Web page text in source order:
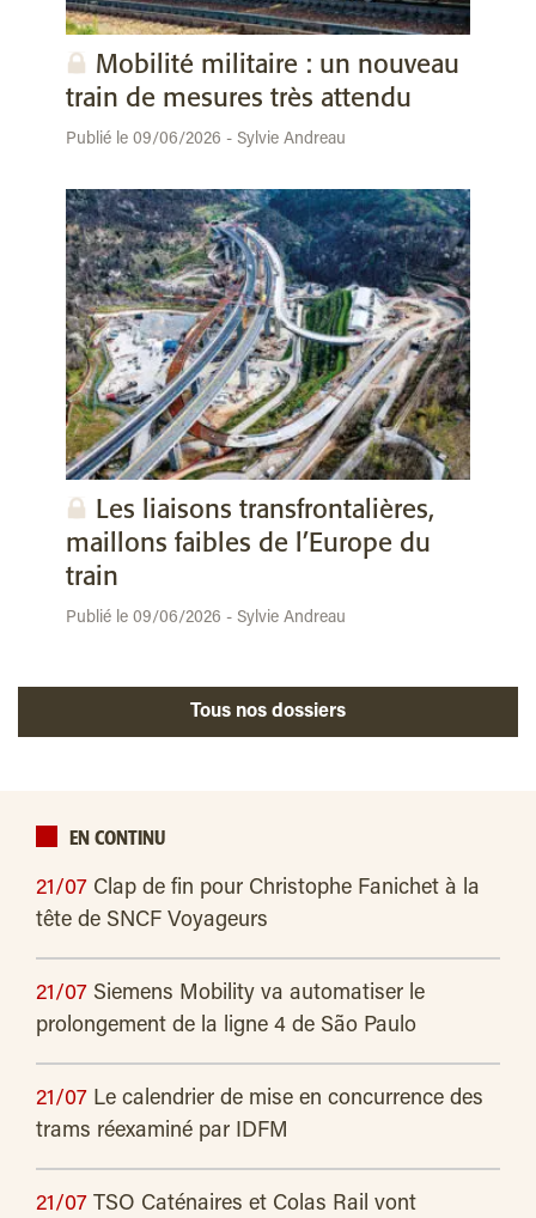
Mobilité militaire : un nouveau
train de mesures très attendu
Publié le 09/06/2026 - Sylvie Andreau
Les liaisons transfrontalières,
maillons faibles de l’Europe du
train
Publié le 09/06/2026 - Sylvie Andreau
Tous nos dossiers
EN CONTINU
21/07 Clap de fin pour Christophe Fanichet à la
tête de SNCF Voyageurs
21/07 Siemens Mobility va automatiser le
prolongement de la ligne 4 de São Paulo
21/07 Le calendrier de mise en concurrence des
trams réexaminé par IDFM
21/07 TSO Caténaires et Colas Rail vont